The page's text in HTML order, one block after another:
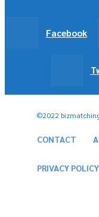
Facebook
©2022
CONTACT
PRIVACY POLICY